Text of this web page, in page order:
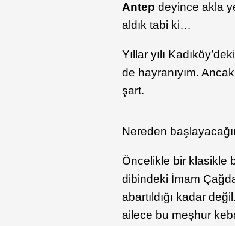
Antep deyince akla
aldık tabi ki…
Yıllar yılı
de hayranıyım.
şart.
Nereden
Öncelikle bir klasikle
dibindeki İmam
abartıldığı kadar
ailece bu meşhur